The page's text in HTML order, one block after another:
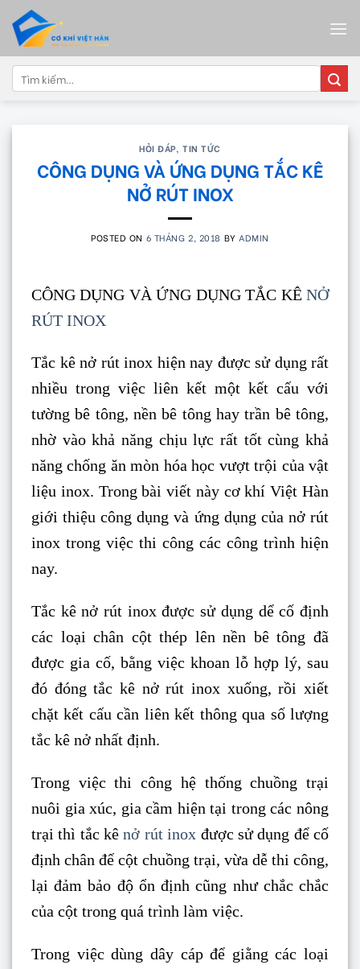
content
Tìm
kiếm:
HỎI ĐÁP,TIN TỨC
CÔNG DỤNG VÀ ỨNG DỤNG TẮC KÊ
NỞ RÚT INOX
POSTED ON 6 THÁNG 2, 2018 BY ADMIN
CÔNG DỤNG VÀ ỨNG DỤNG TẮC KÊ NỞ
RÚT INOX
Tắc kê nở rút inox hiện nay được sử dụng rất
nhiều trong việc liên kết một kết cấu với
tường bê tông, nền bê tông hay trần bê tông,
nhờ vào khả năng chịu lực rất tốt cùng khả
năng chống ăn mòn hóa học vượt trội của vật
liệu inox. Trong bài viết này cơ khí Việt Hàn
giới thiệu công dụng và ứng dụng của nở rút
inox trong việc thi công các công trình hiện
nay.
Tắc kê nở rút inox được sử dụng dể cố định
các loại chân cột thép lên nền bê tông đã
được gia cố, bằng việc khoan lỗ hợp lý, sau
đó đóng tắc kê nở rút inox xuống, rồi xiết
chặt kết cấu cần liên kết thông qua số lượng
tắc kê nở nhất định.
Trong việc thi công hệ thống chuồng trại
nuôi gia xúc, gia cầm hiện tại trong các nông
trại thì tắc kênở rút inox được sử dụng để cố
định chân đế cột chuồng trại, vừa dễ thi công,
lại đảm bảo độ ổn định cũng như chắc chắc
của cột trong quá trình làm việc.
Trong việc dùng dây cáp để giằng các loại